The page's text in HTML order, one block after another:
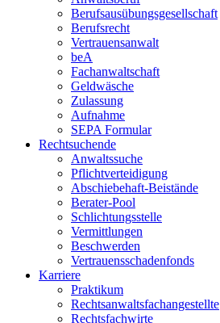
Berufsausübungs­gesellschaft
Berufsrecht
Vertrauensanwalt
beA
Fachanwaltschaft
Geldwäsche
Zulassung
Aufnahme
SEPA Formular
Rechtsuchende
Anwaltssuche
Pflichtverteidigung
Abschiebehaft-Beistände
Berater-Pool
Schlichtungsstelle
Vermittlungen
Beschwerden
Vertrauensschadenfonds
Karriere
Praktikum
Rechtsanwalts­fachangestellte
Rechtsfachwirte